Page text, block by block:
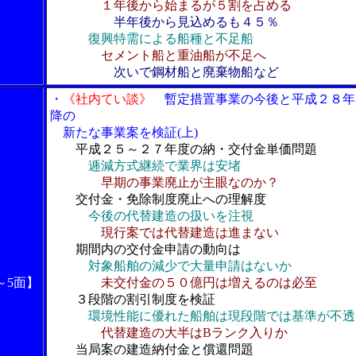
１年後から始まるが５割を占める
半年後から見込めるも４５％
復興特需による船種と不足船
セメント船と重油船が不足へ
次いで鋼材船と廃棄物船など
5面】
・ 《社内てい談》
暫定措置事業の今後と平成２８
降の
新たな事業案を検証(上)
平成２５～２７年度の納・交付金単価問題
逓減方式継続で業界は安堵
早期の事業廃止が主眼なのか？
交付金・免除制度廃止への理解度
今後の代替建造の扱いを注視
現行案では代替建造は進まない
期間内の交付金申請の動向は
対象船舶の減少で大量申請はないか
未交付金の５０億円は増えるのは必至
３段階の割引制度を検証
環境性能に優れた船舶は現段階では基準が不
代替建造の大半はBランク入りか
当局案の建造納付金と償還問題